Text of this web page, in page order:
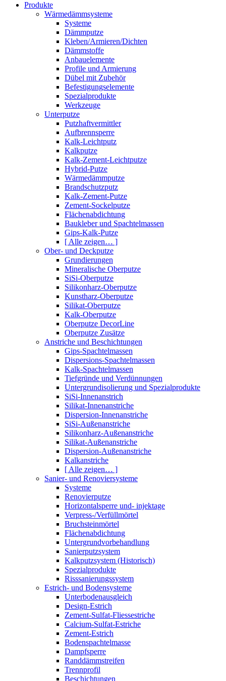
Produkte
Wärmedämmsysteme
Systeme
Dämmputze
Kleben/Armieren/Dichten
Dämmstoffe
Anbauelemente
Profile und Armierung
Dübel mit Zubehör
Befestigungselemente
Spezialprodukte
Werkzeuge
Unterputze
Putzhaftvermittler
Aufbrennsperre
Kalk-Leichtputz
Kalkputze
Kalk-Zement-Leichtputze
Hybrid-Putze
Wärmedämmputze
Brandschutzputz
Kalk-Zement-Putze
Zement-Sockelputze
Flächenabdichtung
Baukleber und Spachtelmassen
Gips-Kalk-Putze
[ Alle zeigen… ]
Ober- und Deckputze
Grundierungen
Mineralische Oberputze
SiSi-Oberputze
Silikonharz-Oberputze
Kunstharz-Oberputze
Silikat-Oberputze
Kalk-Oberputze
Oberputze DecorLine
Oberputze Zusätze
Anstriche und Beschichtungen
Gips-Spachtelmassen
Dispersions-Spachtelmassen
Kalk-Spachtelmassen
Tiefgründe und Verdünnungen
Untergrundisolierung und Spezialprodukte
SiSi-Innenanstrich
Silikat-Innenanstriche
Dispersion-Innenanstriche
SiSi-Außenanstriche
Silikonharz-Außenanstriche
Silikat-Außenanstriche
Dispersion-Außenanstriche
Kalkanstriche
[ Alle zeigen… ]
Sanier- und Renoviersysteme
Systeme
Renovierputze
Horizontalsperre und- injektage
Verpress-/Verfüllmörtel
Bruchsteinmörtel
Flächenabdichtung
Untergrundvorbehandlung
Sanierputzsystem
Kalkputzsystem (Historisch)
Spezialprodukte
Risssanierungssystem
Estrich- und Bodensysteme
Unterbodenausgleich
Design-Estrich
Zement-Sulfat-Fliessestriche
Calcium-Sulfat-Estriche
Zement-Estrich
Bodenspachtelmasse
Dampfsperre
Randdämmstreifen
Trennprofil
Beschichtungen